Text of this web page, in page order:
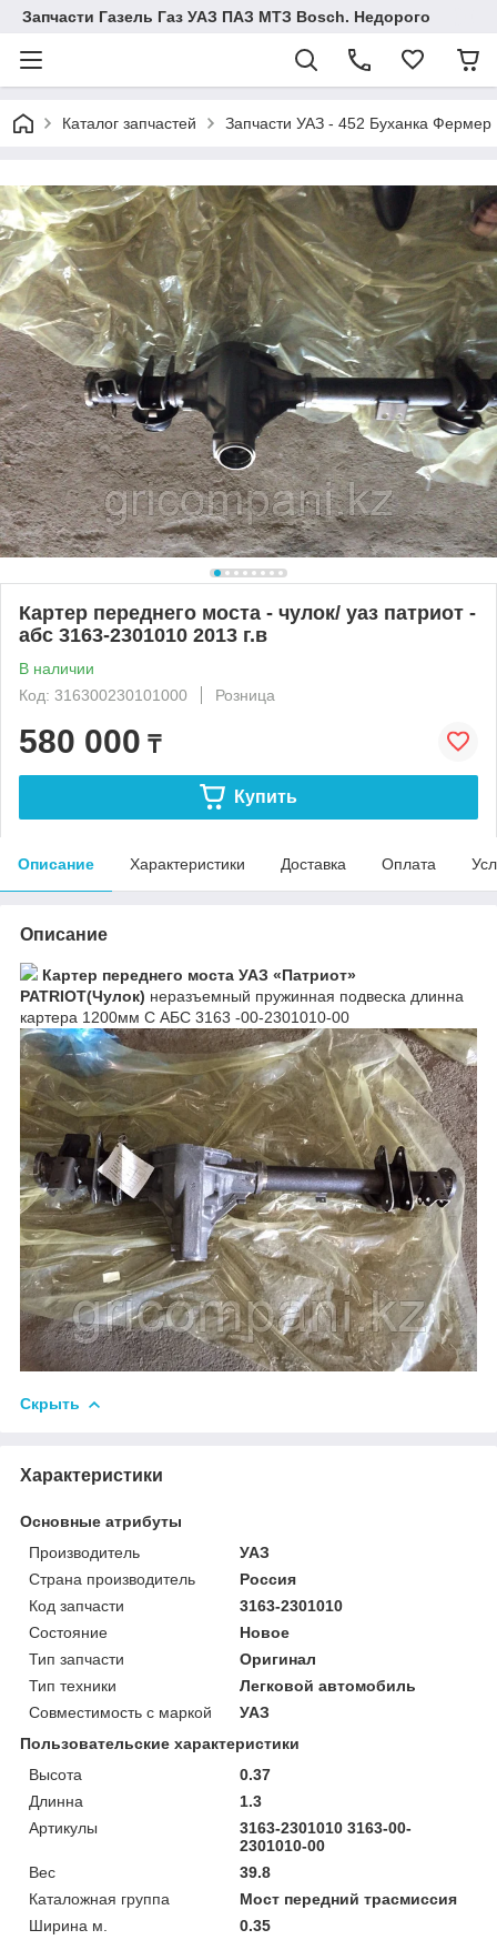
Запчасти Газель Газ УАЗ ПАЗ МТЗ Bosch. Недорого
Каталог запчастей Запчасти УАЗ - 452 Буханка Фермер
Картер переднего моста - чулок/ уаз патриот -
абс 3163-2301010 2013 г.в
В наличии
Код: 316300230101000
Розница
580 000 ₸
Купить
Описание Характеристики Доставка Оплата
Описание
Картер переднего моста УАЗ «Патриот»
PATRIOT(Чулок) неразъемный пружинная подвеска длинна
картера 1200мм С АБС 3163 -00-2301010-00
Скрыть
Характеристики
Основные атрибуты
Производитель
УАЗ
Страна производитель
Россия
Код запчасти
3163-2301010
Состояние
Новое
Тип запчасти
Оригинал
Тип техники
Легковой автомобиль
Совместимость с маркой
УАЗ
Пользовательские характеристики
Высота
0.37
Длинна
1.3
Артикулы
3163-2301010 3163-00-
2301010-00
Вес
39.8
Каталожная группа
Мост передний трасмиссия
Ширина м.
0.35